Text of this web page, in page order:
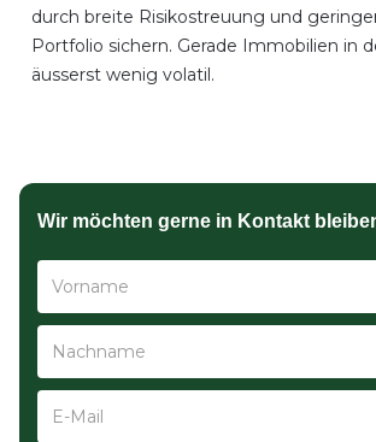
durch breite Risikostreuung und
Portfolio sichern. Gerade Immobilien in
äusserst wenig volatil.
Wir möchten gerne in Kontakt